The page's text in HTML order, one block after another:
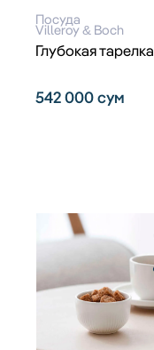
Посуда
Villeroy & Boch
Глубокая тарелка
542 000сум